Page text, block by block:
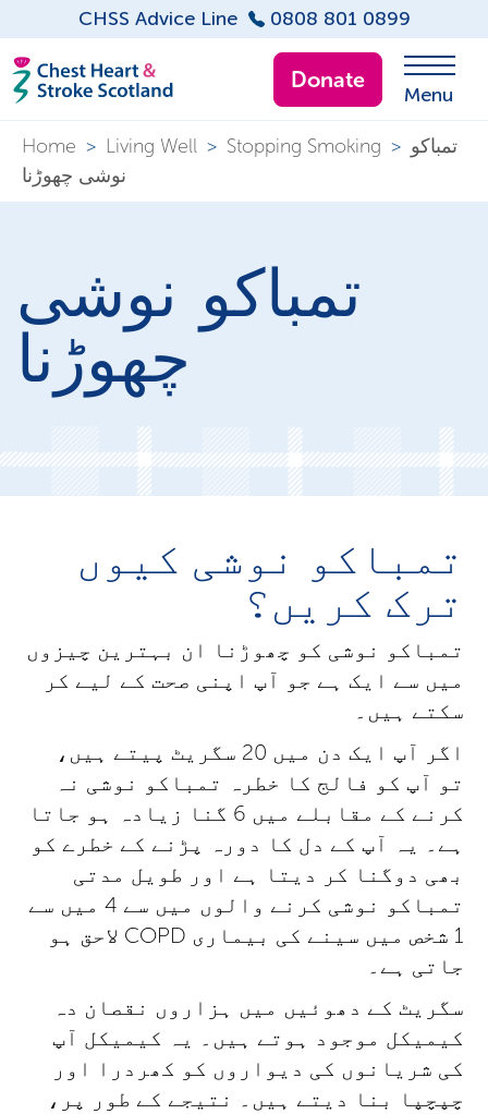
CHSS Advice Line 0808 801 0899
Donate
Menu
Home > Living Well > Stopping Smoking > تمباکو
نوشی چھوڑنا
تمباکو نوشی
چھوڑنا
تمباکو نوشی کیوں
ترک کریں؟
تمباکو نوشی کو چھوڑنا ان بہترین چیزوں
میں سے ایک ہے جو آپ اپنی صحت کے لیے کر
سکتے ہیں۔
اگر آپ ایک دن میں 20 سگریٹ پیتے ہیں،
تو آپ کو فالج کا خطرہ تمباکو نوشی نہ
کرنے کے مقابلے میں 6 گنا زیادہ ہو جاتا
ہے۔ یہ آپ کے دل کا دورہ پڑنے کے خطرے کو
بھی دوگنا کر دیتا ہے اور طویل مدتی
تمباکو نوشی کرنے والوں میں سے 4 میں سے
1 شخص میں سینے کی بیماری COPD لاحق ہو
جاتی ہے۔
سگریٹ کے دھوئیں میں ہزاروں نقصان دہ
کیمیکل موجود ہوتے ہیں۔ یہ کیمیکل آپ
کی شریانوں کی دیواروں کو کھردرا اور
چپچپا بنا دیتے ہیں۔ نتیجے کے طور پر،